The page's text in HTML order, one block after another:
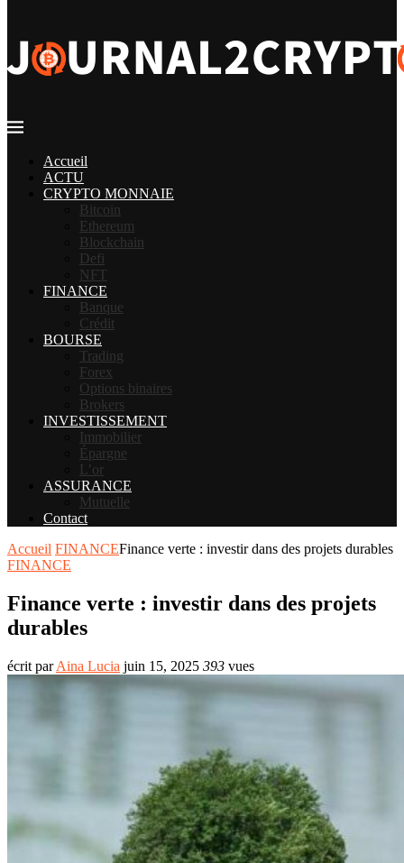
Accueil
ACTU
CRYPTO MONNAIE
Bitcoin
Ethereum
Blockchain
Defi
NFT
FINANCE
Banque
Crédit
BOURSE
Trading
Forex
Options binaires
Brokers
INVESTISSEMENT
Immobilier
Épargne
L’or
ASSURANCE
Mutuelle
Contact
Accueil FINANCEFinance verte : investir dans des projets durables
FINANCE
Finance verte : investir dans des projets
durables
écrit parAina Lucia juin 15, 2025 393 vues